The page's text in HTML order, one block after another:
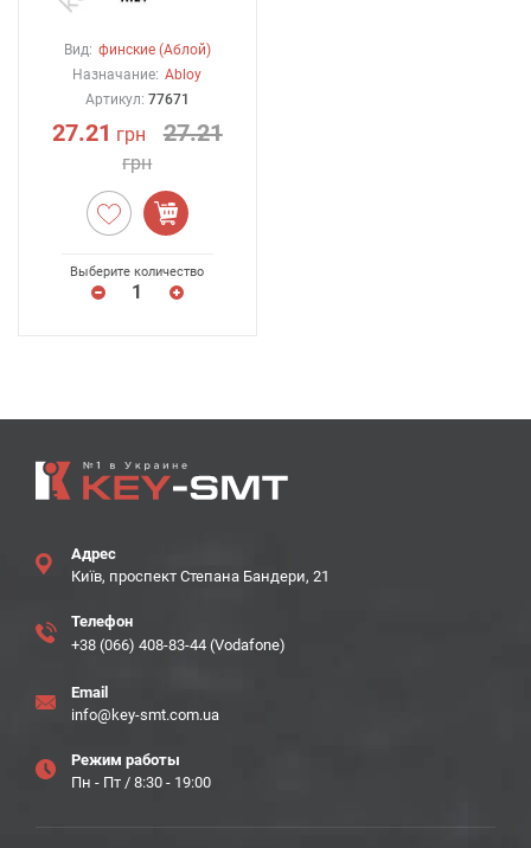
Вид: финские (Аблой)
Назначание: Abloy
Артикул: 77671
27.21 грн 27.21
грн
Выберите количество
Адрес
Київ, проспект Степана Бандери, 21
Телефон
+38 (066) 408-83-44 (Vodafone)
Email
info@key-smt.com.ua
Режим работы
Пн - Пт / 8:30 - 19:00